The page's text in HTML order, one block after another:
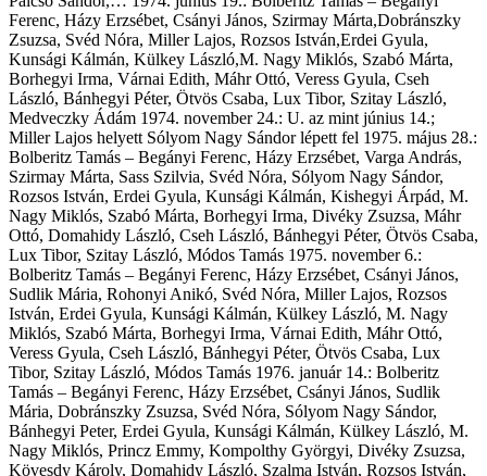
Ferenc, Házy Erzsébet, Csányi János, Szirmay Márta,Dobránszky
Zsuzsa, Svéd Nóra, Miller Lajos, Rozsos István,Erdei Gyula,
Kunsági Kálmán, Külkey László,M. Nagy Miklós, Szabó Márta,
Borhegyi Irma, Várnai Edith, Máhr Ottó, Veress Gyula, Cseh
László, Bánhegyi Péter, Ötvös Csaba, Lux Tibor, Szitay László,
Medveczky Ádám 1974. november 24.: U. az mint június 14.;
Miller Lajos helyett Sólyom Nagy Sándor lépett fel 1975. május 28.:
Bolberitz Tamás – Begányi Ferenc, Házy Erzsébet, Varga András,
Szirmay Márta, Sass Szilvia, Svéd Nóra, Sólyom Nagy Sándor,
Rozsos István, Erdei Gyula, Kunsági Kálmán, Kishegyi Árpád, M.
Nagy Miklós, Szabó Márta, Borhegyi Irma, Divéky Zsuzsa, Máhr
Ottó, Domahidy László, Cseh László, Bánhegyi Péter, Ötvös Csaba,
Lux Tibor, Szitay László, Módos Tamás 1975. november 6.:
Bolberitz Tamás – Begányi Ferenc, Házy Erzsébet, Csányi János,
Sudlik Mária, Rohonyi Anikó, Svéd Nóra, Miller Lajos, Rozsos
István, Erdei Gyula, Kunsági Kálmán, Külkey László, M. Nagy
Miklós, Szabó Márta, Borhegyi Irma, Várnai Edith, Máhr Ottó,
Veress Gyula, Cseh László, Bánhegyi Péter, Ötvös Csaba, Lux
Tibor, Szitay László, Módos Tamás 1976. január 14.: Bolberitz
Tamás – Begányi Ferenc, Házy Erzsébet, Csányi János, Sudlik
Mária, Dobránszky Zsuzsa, Svéd Nóra, Sólyom Nagy Sándor,
Bánhegyi Peter, Erdei Gyula, Kunsági Kálmán, Külkey László, M.
Nagy Miklós, Princz Emmy, Kompolthy Györgyi, Divéky Zsuzsa,
Kövesdy Károly, Domahidy László, Szalma István, Rozsos István,